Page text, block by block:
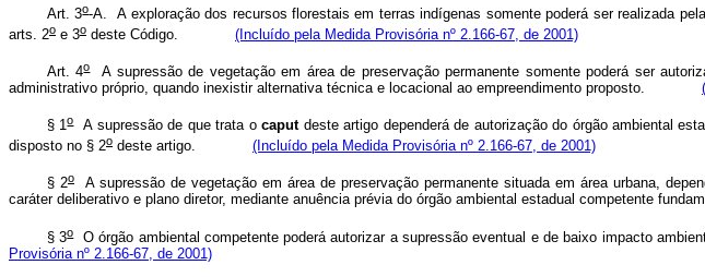
Art. 3o-A. A exploração dos recursos florestais em terras indígenas somente poderá ser realizada
arts. 2o e 3o deste Código. (Incluído pela Medida Provisória nº 2.166-67, de 2001)
Art. 4oA supressão de vegetação em área de preservação permanente somente poderá ser
administrativo próprio, quando inexistir alternativa técnica e locacional ao empreendimento proposto.
§ 1oA supressão de que trata ocaputdeste artigo dependerá de autorização do órgão ambiental
disposto no § 2o deste artigo. (Incluído pela Medida Provisória nº 2.166-67, de 2001)
§ 2oA supressão de vegetação em área de preservação permanente situada em área urbana,
caráter deliberativo e plano diretor, mediante anuência prévia do órgão ambiental estadual competente
§ 3oO órgão ambiental competente poderá autorizar a supressão eventual e de baixo impacto
Provisória nº 2.166-67, de 2001)